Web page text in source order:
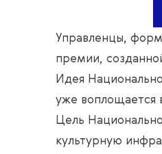
Управленцы,
премии,
Идея
уже воплощается
Цель
культурную